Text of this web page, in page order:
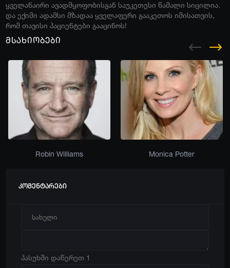
ყველანაირი ავადმყოფობისგან საუკეთესი წამალი სიცილია.
და ექიმი ადამსი მზადაა ყველაფერი გააკეთოს იმისათვის,
რომ თავისი პაციენტები გააცინოს!
მსახიობები
Robin Williams Monica Potter
კომენტარები
პასუხში დაწერეთ 1